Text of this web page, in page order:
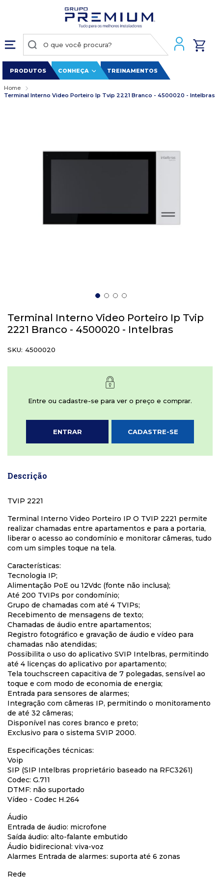
PRODUTOS CONHEÇA TREINAMENTOS
Home
Terminal Interno Video Porteiro Ip Tvip 2221 Branco - 4500020 - Intelbras
para
o
início
da
de
Terminal Interno Video Porteiro Ip Tvip
2221 Branco - 4500020 - Intelbras
SKU 4500020
Entre ou cadastre-se para ver o preço e comprar.
ENTRAR CADASTRE-SE
Descrição
TVIP 2221
Terminal Interno Video Porteiro IP O TVIP 2221 permite
realizar chamadas entre apartamentos e para a portaria,
liberar o acesso ao condomínio e monitorar câmeras, tudo
com um simples toque na tela.
Características:
Tecnologia IP;
Alimentação PoE ou 12Vdc (fonte não inclusa);
Até 200 TVIPs por condomínio;
Grupo de chamadas com até 4 TVIPs;
Recebimento de mensagens de texto;
Chamadas de áudio entre apartamentos;
Registro fotográfico e gravação de áudio e vídeo para
chamadas não atendidas;
Possibilita o uso do aplicativo SVIP Intelbras, permitindo
até 4 licenças do aplicativo por apartamento;
Tela touchscreen capacitiva de 7 polegadas, sensível ao
toque e com modo de economia de energia;
Entrada para sensores de alarmes;
Integração com câmeras IP, permitindo o monitoramento
de até 32 câmeras;
Disponível nas cores branco e preto;
Exclusivo para o sistema SVIP 2000.
Especificações técnicas:
Voip
SIP (SIP Intelbras proprietário baseado na RFC3261)
Codec: G.711
DTMF: não suportado
Vídeo - Codec H.264
Áudio
Entrada de áudio: microfone
Saída áudio: alto-falante embutido
Áudio bidirecional: viva-voz
Alarmes Entrada de alarmes: suporta até 6 zonas
Rede